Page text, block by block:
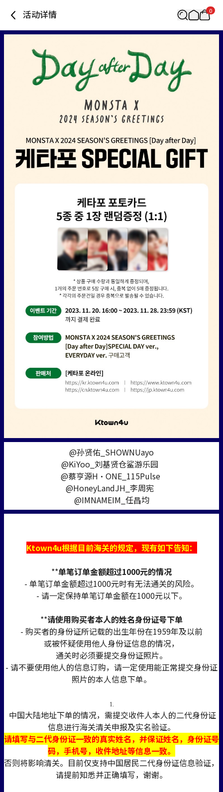
活动详情 0
@孙贤佑_SHOWNUayo
@KiYoo_刘基贤仓鲨游乐园
@蔡亨源H·ONE_115Pulse
@HoneyLandJH_李周宪
@IMNAMEIM_任昌均
Ktown4u根据目前海关的规定，现有如下告知：
**单笔订单金额超过1000元的情况
- 单笔订单金额超过1000元时有无法通关的风险。
- 请一定保持单笔订单金额在1000元以下。
**请使用购买者本人的姓名身份证号下单
- 购买者的身份证所记载的出生年份在1959年及以前
或被怀疑使用他人身份证信息的情况，
通关时必须要提交身份证照片。
- 请不要使用他人的信息订购，请一定使用能正常提交身份证
照片的本人信息下单。
1.
中国大陆地址下单的情况，需提交收件人本人的二代身份证
信息进行海关清关申报及实名验证。
请填写与二代身份证一致的真实姓名，并保证姓名，身份证号
码，手机号，收件地址等信息一致。
否则将影响清关。目前仅支持中国居民二代身份证信息验证，
请提前知悉并正确填写，谢谢。